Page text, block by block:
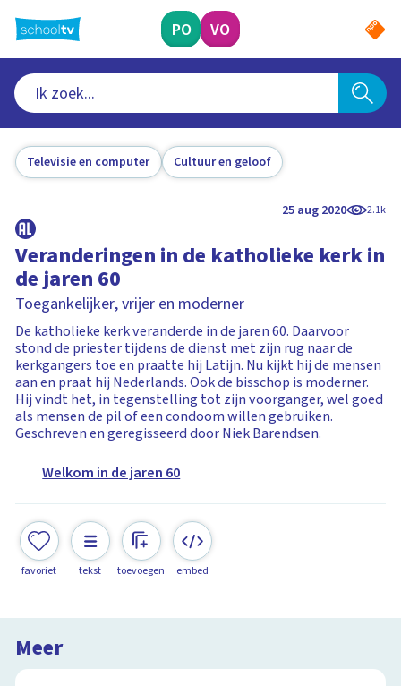
naar
hoofdinhoud
PO VO
Televisie en computer Cultuur en geloof
25 aug 2020 2.1k
Veranderingen in de katholieke kerk in
de jaren 60
Toegankelijker, vrijer en moderner
De katholieke kerk veranderde in de jaren 60. Daarvoor
stond de priester tijdens de dienst met zijn rug naar de
kerkgangers toe en praatte hij Latijn. Nu kijkt hij de mensen
aan en praat hij Nederlands. Ook de bisschop is moderner.
Hij vindt het, in tegenstelling tot zijn voorganger, wel goed
als mensen de pil of een condoom willen gebruiken.
Geschreven en geregisseerd door Niek Barendsen.
Welkom in de jaren 60
favoriet tekst toevoegen embed
Meer